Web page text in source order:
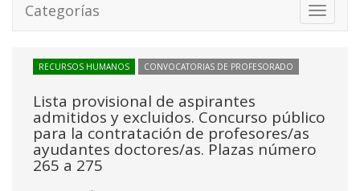
Toggle
Categorías
RECURSOS HUMANOS CONVOCATORIAS DE PROFESORADO
Lista provisional de aspirantes
admitidos y excluidos. Concurso público
para la contratación de profesores/as
ayudantes doctores/as. Plazas número
265 a 275